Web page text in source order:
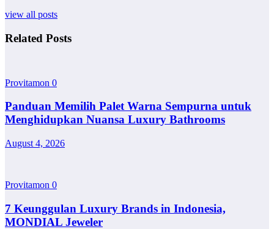
view all posts
Related Posts
Provitamon 0
Panduan Memilih Palet Warna Sempurna untuk
Menghidupkan Nuansa Luxury Bathrooms
August 4, 2026
Provitamon 0
7 Keunggulan Luxury Brands in Indonesia,
MONDIAL Jeweler